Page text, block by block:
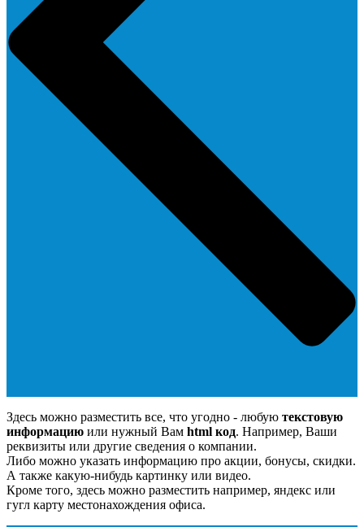
Здесь можно разместить все, что угодно - любую текстовую
информацию или нужный Вам html код. Например, Ваши
реквизиты или другие сведения о компании.
Либо можно указать информацию про акции, бонусы, скидки.
А также какую-нибудь картинку или видео.
Кроме того, здесь можно разместить например, яндекс или
гугл карту местонахождения офиса.